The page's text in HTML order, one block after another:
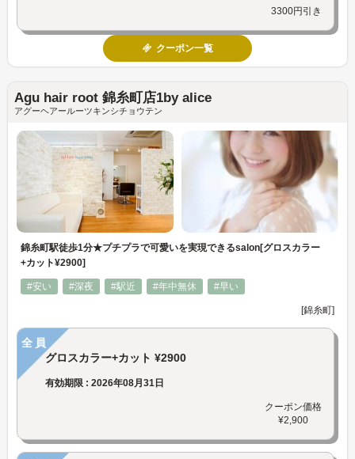
3300円引き
クーポン一覧
Agu hair root 錦糸町店1by alice
アグーヘアールーツキンシチョウテン
錦糸町駅徒歩1分★プチプラで可愛いを実現できるsalon[グロスカラー
+カット¥2900]
#安い #深夜 #駅近 #年中無休 #早い
[錦糸町]
全員
グロスカラー+カット ¥2900
有効期限 : 2026年08月31日
クーポン価格
¥2,900